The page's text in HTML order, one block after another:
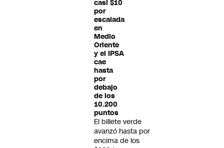
casi $10
por
escalada
en
Medio
Oriente
y el IPSA
cae
hasta
por
debajo
de los
10.200
puntos
El billete verde
avanzó hasta por
encima de los